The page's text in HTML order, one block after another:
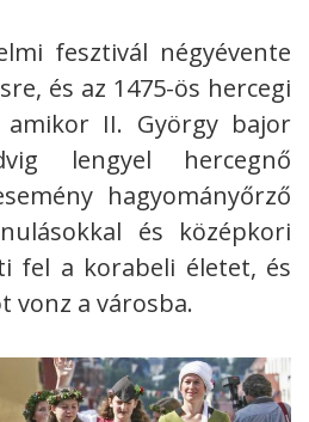
fesztivál négyévente
és az 1475-ös hercegi
II. György bajor
lengyel hercegnő
hagyományőrző
és középkori
fel a korabeli életet, és
vonz a városba.